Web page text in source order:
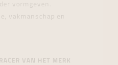
vormgeven.
vakmanschap en
VAN HET MERK